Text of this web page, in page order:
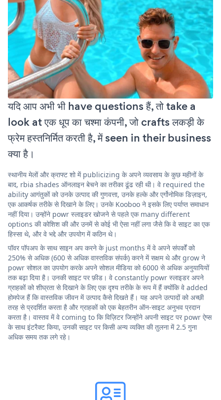
यदि आप अभी भी have questions हैं, तो take a
look at एक धूप का चश्मा कंपनी, जो crafts लकड़ी के
फ्रेम हस्तनिर्मित करती है, में seen in their business
क्या है।
स्थानीय मेलों और क्राफ्ट शो में publicizing के अपने व्यवसाय के कुछ महीनों के
बाद, rbia shades ऑनलाइन बेचने का तरीका ढूंढ रही थी। वे required the
ability आगंतुकों को उनके उत्पाद की गुणवत्ता, उनके हल्के और एर्गोनोमिक डिज़ाइन,
एक आकर्षक तरीके से दिखाने के लिए। उनके Kooboo ने इसके लिए पर्याप्त समाधान
नहीं दिया। उन्होंने powr स्लाइडर खोजने से पहले एक many different
options की कोशिश की और उनमें से कोई भी ऐसा नहीं लगा जैसे कि वे साइट का एक
हिस्सा थे, और वे भद्दे और उपयोग में कठिन थे।
पॉवर पॉपअप के साथ साइन अप करने के just months में वे अपने संपर्कों को
250% से अधिक (600 से अधिक वास्तविक संपर्क) करने में सक्षम थे और grow ने
powr सोशल का उपयोग करके अपने सोशल मीडिया को 6000 से अधिक अनुयायियों
तक बढ़ा दिया है। उनकी साइट पर फ़ीड। वे constantly powr स्लाइडर अपने
ग्राहकों को शीघ्रता से दिखाने के लिए एक दृश्य तरीके के रूप में हैं क्योंकि वे added
होमपेज हैं कि वास्तविक जीवन में उत्पाद कैसे दिखते हैं। यह अपने उत्पादों को अच्छी
तरह से प्रदर्शित करता है और ग्राहकों को एक बेहतरीन ऑन-साइट अनुभव प्रदान
करता है। वास्तव में वे coming to कि विज़िटर जिन्होंने अपनी साइट पर powr ऐप्स
के साथ इंटरैक्ट किया, उनकी साइट पर किसी अन्य व्यक्ति की तुलना में 2.5 गुना
अधिक समय तक लगे रहे।